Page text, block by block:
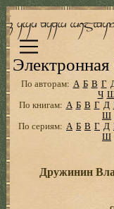
По авторам: А Б В Г
Ч
По книгам: А Б В Г Д
Ш
По сериям: А Б В Г Д
Ш
Дружинин